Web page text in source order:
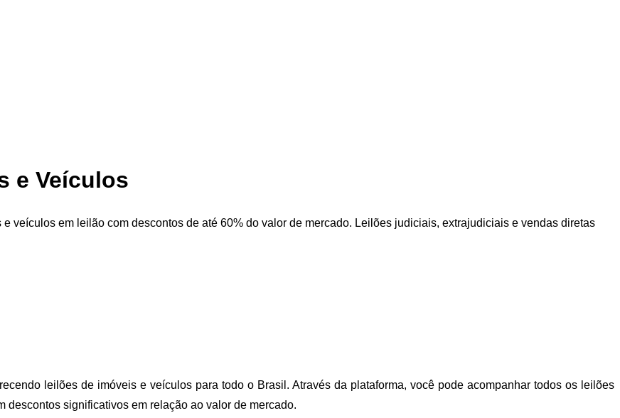
e Veículos
veículos em leilão com descontos de até 60% do valor de mercado. Leilões judiciais, extrajudiciais e vendas diretas
leilões de imóveis e veículos para todo o Brasil. Através da plataforma, você pode acompanhar todos os leilões
significativos em relação ao valor de mercado.